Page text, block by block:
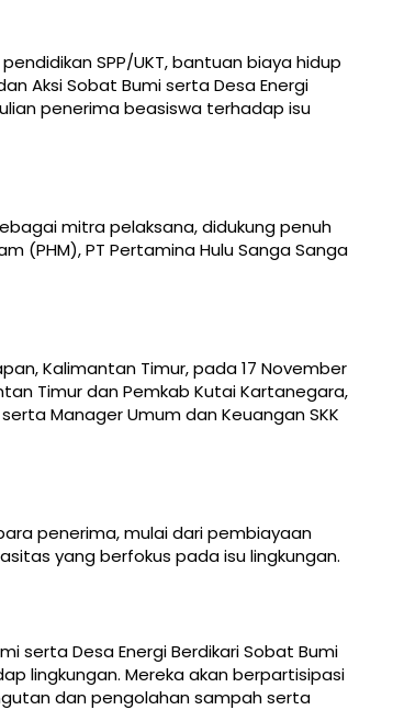
SPP/UKT, bantuan biaya hidup
Aksi Sobat Bumi serta Desa Energi
penerima beasiswa terhadap isu
mitra pelaksana, didukung penuh
(PHM), PT Pertamina Hulu Sanga Sanga
Kalimantan Timur, pada 17 November
Timur dan Pemkab Kutai Kartanegara,
Manager Umum dan Keuangan SKK
penerima, mulai dari pembiayaan
yang berfokus pada isu lingkungan.
serta Desa Energi Berdikari Sobat Bumi
lingkungan. Mereka akan berpartisipasi
dan pengolahan sampah serta